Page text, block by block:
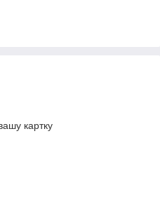
картку